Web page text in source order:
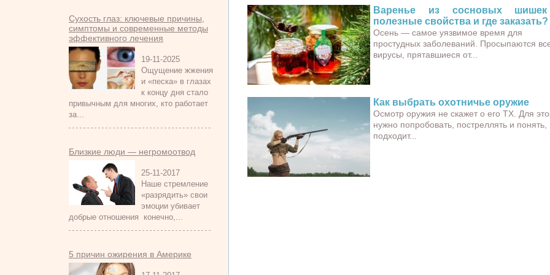
Сухость глаз: ключевые причины,
симптомы и современные методы
эффективного лечения
19-11-2025
Ощущение жжения
и «песка» в глазах
к концу дня стало
привычным для многих, кто работает
за...
Близкие люди — негромоотвод
25-11-2017
Наше стремление
«разрядить» свои
эмоции убивает
добрые отношения конечно,...
5 причин ожирения в Америке
Варенье из сосновых
полезные свойства и где заказать?
Осень — самое уязвимое время для
простудных заболеваний. Просыпаются
вирусы, прятавшиеся от...
Как выбрать охотничье оружие
Осмотр оружия не скажет о его ТХ. Для
нужно попробовать, постреллять и понять,
подходит...